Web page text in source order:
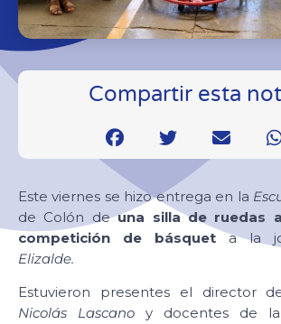
Compartir esta
Este viernes se hizo entrega en la
de Colón deuna silla de ruedas
competición de básquet a la
Elizalde.
Estuvieron presentes el director
Nicolás Lascano y docentes de la